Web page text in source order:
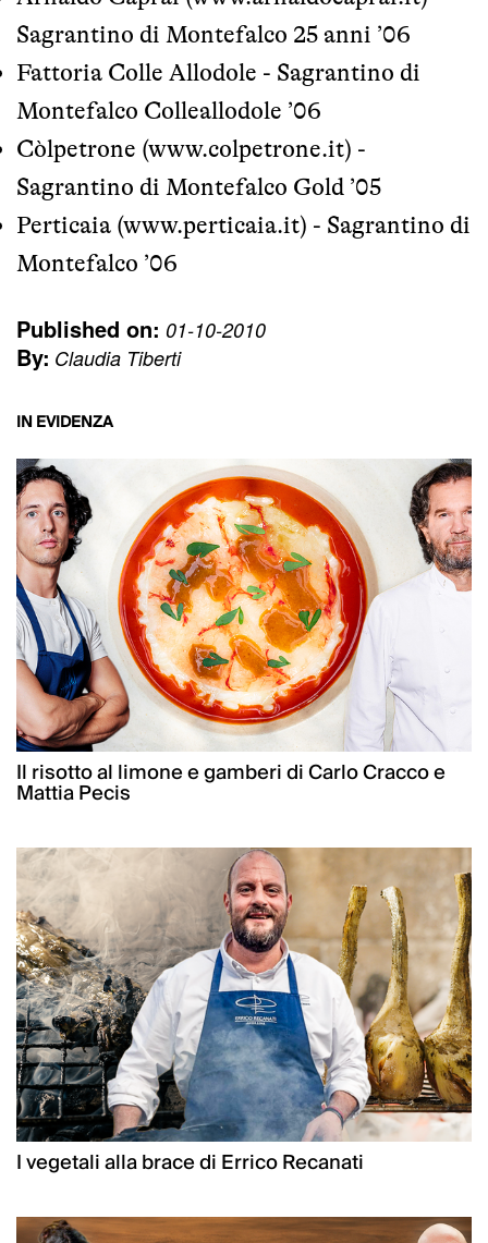
Sagrantino di Montefalco 25 anni ’06
Fattoria Colle Allodole - Sagrantino di
Montefalco Colleallodole ’06
Còlpetrone (www.colpetrone.it) -
Sagrantino di Montefalco Gold ’05
Perticaia (www.perticaia.it) - Sagrantino di
Montefalco ’06
Published on: 01-10-2010
By: Claudia Tiberti
IN EVIDENZA
Il risotto al limone e gamberi di Carlo Cracco e
Mattia Pecis
I vegetali alla brace di Errico Recanati